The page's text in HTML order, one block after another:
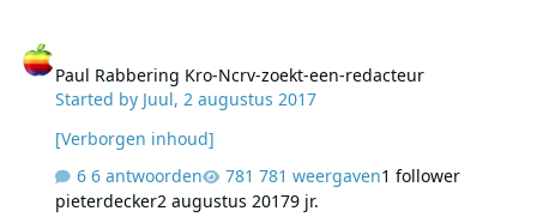
Paul Rabbering Kro-Ncrv-zoekt-een-redacteur
Started by Juul,2 augustus 2017
[Verborgen inhoud]
6 antwoorden
781 weergaven1 follower
pieterdecker2 augustus 20179 jr.